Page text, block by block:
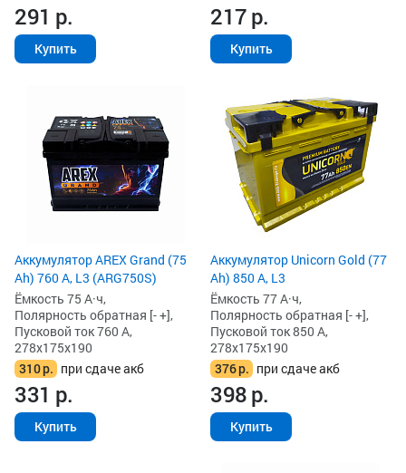
291 р.
Купить
217р.
Купить
Аккумулятор AREX Grand (75
Ah) 760 А, L3 (ARG750S)
Ёмкость 75 А·ч,
Полярность обратная [- +],
Пусковой ток 760 А,
278x175x190
310р. при сдаче акб
331 р.
Купить
Аккумулятор Unicorn Gold (77
Ah) 850 А, L3
Ёмкость 77 А·ч,
Полярность обратная [- +],
Пусковой ток 850 А,
278x175x190
376р. при сдаче акб
398р.
Купить